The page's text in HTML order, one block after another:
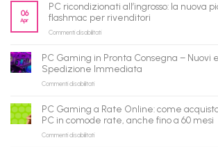
pronto
per
gli
AI:
il
tuo
assistente
può
fare
qui
06
Apr
PC ricondizionati all’ingrosso: la nuova
flashmac per rivenditori
Commenti disabilitatisu
ricondizionati
all’ingrosso:
la
B2B
per
PC Gaming in Pronta Consegna – Nuovi
Spedizione Immediata
Commenti disabilitatisu
Gaming
in
Pronta
Consegna
PC Gaming a Rate Online: come
PC in comode rate, anche fino a 60 mesi
Commenti disabilitatisu